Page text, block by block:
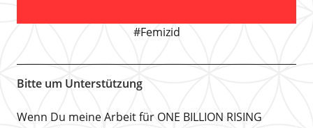
#Femizid
Bitte um Unterstützung
Wenn Du meine Arbeit für ONE BILLION RISING